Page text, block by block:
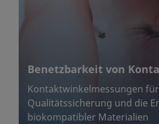
Benetzbarkeit von
Kontaktwinkelmessungen
Qualitätssicherung und die
biokompatibler Materialien